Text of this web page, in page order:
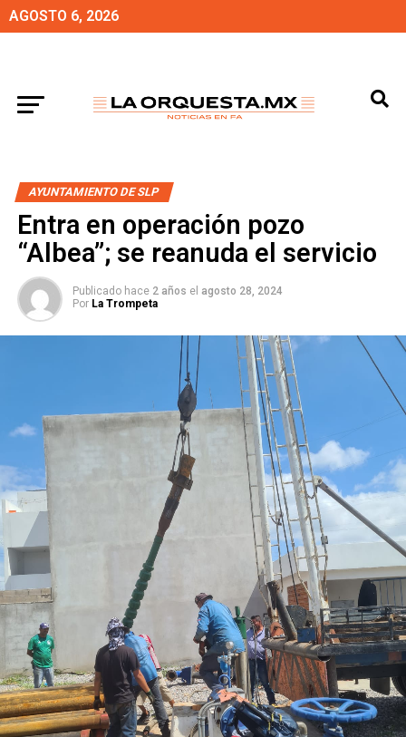
AGOSTO 6, 2026
AYUNTAMIENTO DE SLP
Entra en operación pozo
“Albea”; se reanuda el servicio
Publicado hace 2 años el agosto 28, 2024
Por La Trompeta